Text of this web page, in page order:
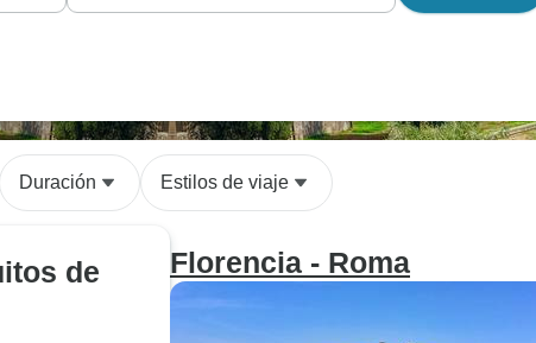
Duración Estilos de viaje
de
Florencia - Roma